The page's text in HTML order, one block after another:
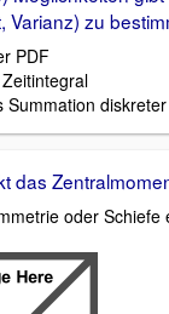
Varianz) zu
PDF
Summation
das
oder Schiefe